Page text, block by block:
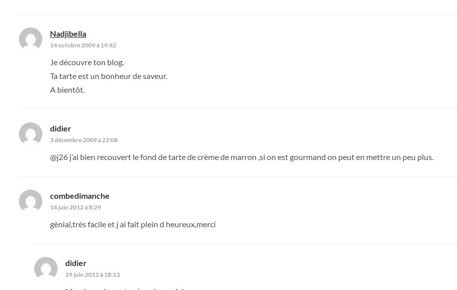
Nadjibella
14 octobre 2009 à 19:42
Je découvre ton blog.
Ta tarte est un bonheur de saveur.
A bientôt.
didier
3 décembre 2009 à 22:08
@j26 j’ai bien recouvert le fond de tarte de crème de marron ,si on est gourmand on peut en mettre un peu plus.
combedimanche
14 juin 2012 à 8:29
gènial,trés facile et j ai fait plein d heureux,merci
didier
29 juin 2012 à 18:13